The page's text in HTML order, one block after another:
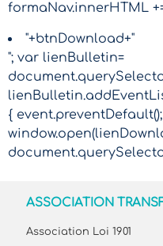
formaNav.innerHTML
"+btnDownload+"
"; var lienBulletin=
{ event.preventDefault();
ASSOCIATION
Association Loi 1901